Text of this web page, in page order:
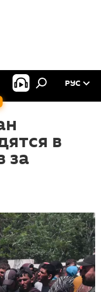
РУС
в
за